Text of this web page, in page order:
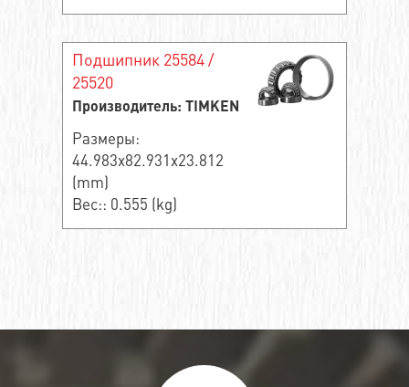
Подшипник 25584 /
25520
Производитель: TIMKEN
Размеры:
44.983x82.931x23.812
(mm)
Вес:: 0.555 (kg)